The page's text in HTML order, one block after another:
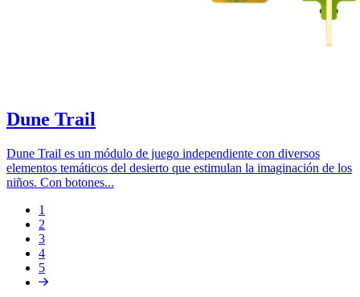
Dune Trail
Dune Trail es un módulo de juego independiente con diversos
elementos temáticos del desierto que estimulan la imaginación de los
niños. Con botones...
Paginación
Página
1
Página
2
Página
3
Página
4
Página
5
Siguiente